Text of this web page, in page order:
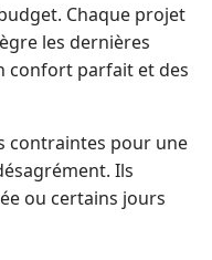
Chaque projet
les dernières
confort parfait et des
contraintes pour une
Ils
ou certains jours